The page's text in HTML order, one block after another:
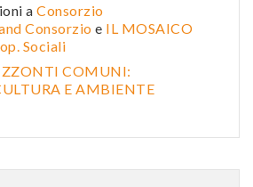
a Consorzio
Consorzio e IL MOSAICO
Sociali
COMUNI:
E AMBIENTE